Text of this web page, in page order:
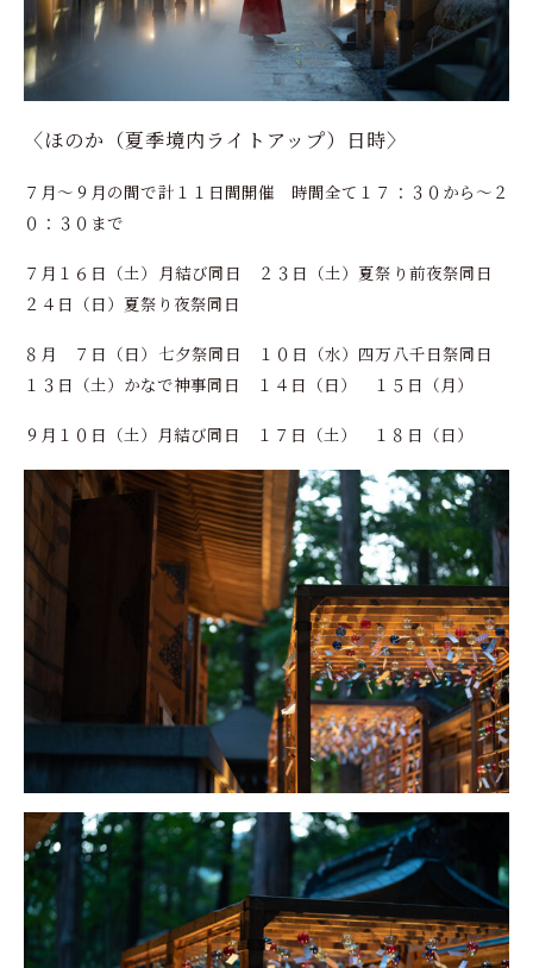
〈ほのか（夏季境内ライトアップ）日時〉
７月～９月の間で計１１日間開催 時間全て１７：３０から～２
０：３０まで
７月１６日（土）月結び同日 ２３日（土）夏祭り前夜祭同日
２４日（日）夏祭り夜祭同日
８月 ７日（日）七夕祭同日 １０日（水）四万八千日祭同日
１３日（土）かなで神事同日 １４日（日） １５日（月）
９月１０日（土）月結び同日 １７日（土） １８日（日）